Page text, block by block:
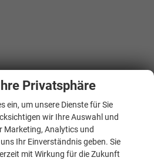
Assist)
Cruise Control)
Privatsphäre
ein, um unsere Dienste für Sie
wir Ihre Auswahl und
Marketing, Analytics und
Ihr Einverständnis geben. Sie
mit Wirkung für die Zukunft